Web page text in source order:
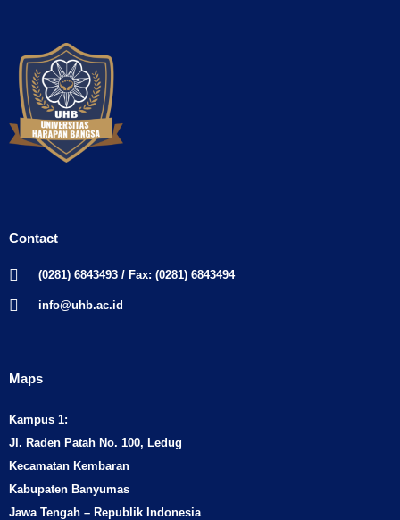
Contact
(0281) 6843493 / Fax: (0281) 6843494
info@uhb.ac.id
Maps
Kampus 1:
Jl. Raden Patah No. 100, Ledug
Kecamatan Kembaran
Kabupaten Banyumas
Jawa Tengah – Republik Indonesia